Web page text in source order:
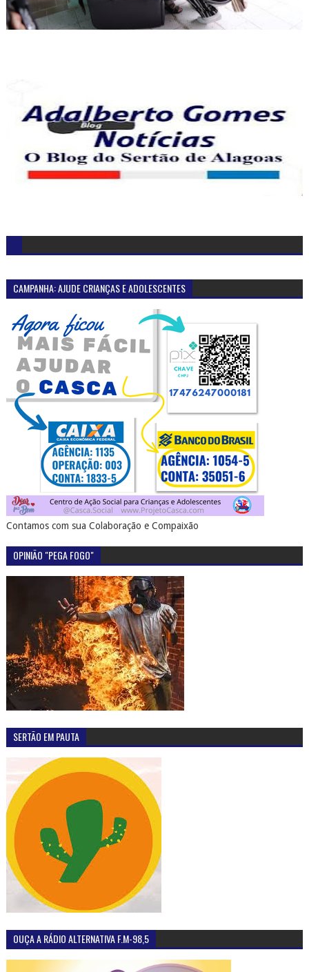
CAMPANHA: AJUDE CRIANÇAS E ADOLESCENTES
Contamos com sua Colaboração e Compaixão
OPINIÃO "PEGA FOGO"
SERTÃO EM PAUTA
OUÇA A RÁDIO ALTERNATIVA F.M-98,5